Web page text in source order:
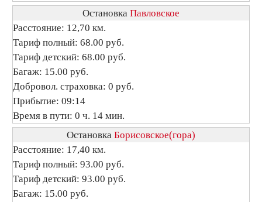
Остановка Павловское
Расстояние: 12,70 км.
Тариф полный: 68.00 руб.
Тариф детский: 68.00 руб.
Багаж: 15.00 руб.
Добровол. страховка: 0 руб.
Прибытие: 09:14
Время в пути: 0 ч. 14 мин.
Остановка Борисовское(гора)
Расстояние: 17,40 км.
Тариф полный: 93.00 руб.
Тариф детский: 93.00 руб.
Багаж: 15.00 руб.